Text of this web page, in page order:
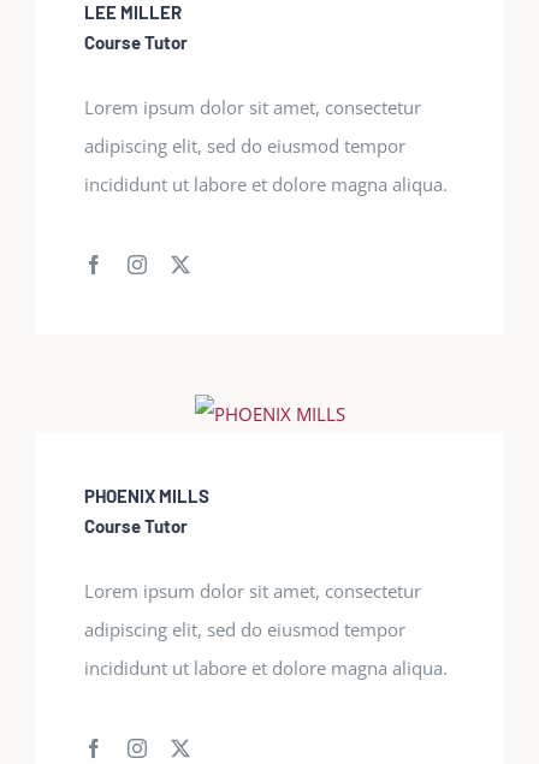
LEE MILLER
Course Tutor
Lorem ipsum dolor sit amet, consectetur
adipiscing elit, sed do eiusmod tempor
incididunt ut labore et dolore magna aliqua.
PHOENIX MILLS
Course Tutor
Lorem ipsum dolor sit amet, consectetur
adipiscing elit, sed do eiusmod tempor
incididunt ut labore et dolore magna aliqua.